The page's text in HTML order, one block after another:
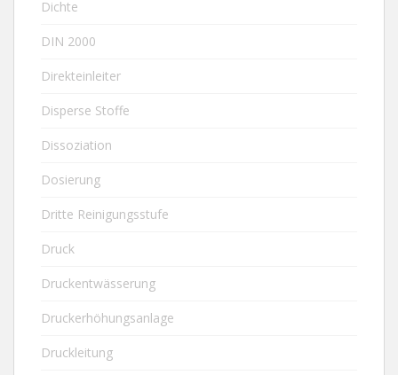
Dichte
DIN 2000
Direkteinleiter
Disperse Stoffe
Dissoziation
Dosierung
Dritte Reinigungsstufe
Druck
Druckentwässerung
Druckerhöhungsanlage
Druckleitung